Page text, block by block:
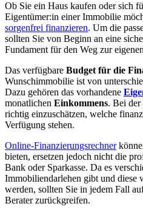
Ob Sie ein Haus kaufen oder sich
Eigentümer:in einer Immobilie
sorgenfrei finanzieren. Um die
sollten Sie von Beginn an eine
Fundament für den Weg zur
Das verfügbare Budget für die
Wunschimmobilie ist von
Dazu gehören das vorhandene
monatlichen Einkommens. Bei der
richtig einzuschätzen, welche
Verfügung stehen.
Online-Finanzierungsrechner
bieten, ersetzen jedoch nicht die
Bank oder Sparkasse. Da es
Immobiliendarlehen gibt und diese
werden, sollten Sie in jedem Fall
Berater zurückgreifen.